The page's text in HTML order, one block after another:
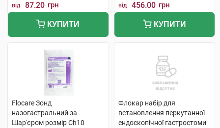
від 87.20 грн
КУПИТИ
від 456.00 грн
КУПИТИ
Flocare Зонд
назогастральний за
Шар'єром розмір Ch10
Флокар набір для
встановлення перкутанної
ендоскопічної гастростоми